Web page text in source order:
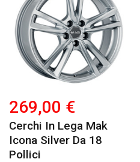
269,00 €
Cerchi In Lega Mak
Icona Silver Da 18
Pollici